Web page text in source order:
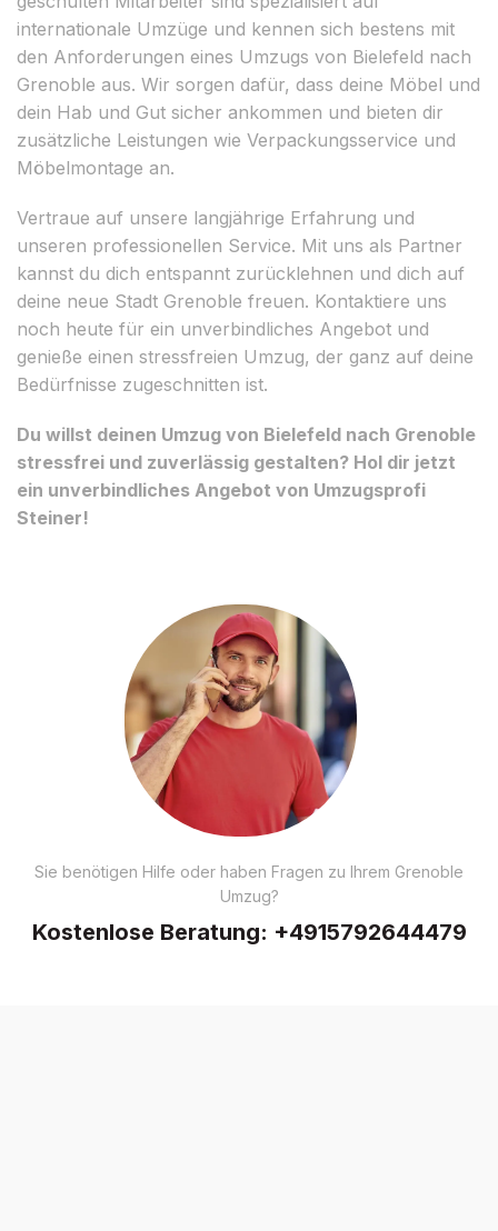
internationale Umzüge und kennen sich bestens mit
den Anforderungen eines Umzugs von Bielefeld nach
Grenoble aus. Wir sorgen dafür, dass deine Möbel und
dein Hab und Gut sicher ankommen und bieten dir
zusätzliche Leistungen wie Verpackungsservice und
Möbelmontage an.
Vertraue auf unsere langjährige Erfahrung und
unseren professionellen Service. Mit uns als Partner
kannst du dich entspannt zurücklehnen und dich auf
deine neue Stadt Grenoble freuen. Kontaktiere uns
noch heute für ein unverbindliches Angebot und
genieße einen stressfreien Umzug, der ganz auf deine
Bedürfnisse zugeschnitten ist.
Du willst deinen Umzug von Bielefeld nach Grenoble
stressfrei und zuverlässig gestalten? Hol dir jetzt
ein unverbindliches Angebot von Umzugsprofi
Steiner!
Sie benötigen Hilfe oder haben Fragen zu Ihrem Grenoble
Umzug?
Kostenlose Beratung: +4915792644479